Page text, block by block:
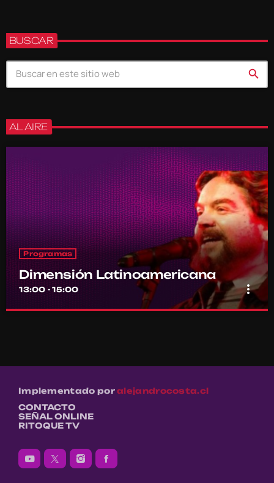
BUSCAR
search
AL AIRE
Programas
Dimensión Latinoamericana
13:00 - 15:00 more_vert
Los sonidos de un continente en la voz de su histórico conductor
Implementado poralejandrocosta.cl
CONTACTO
SEÑAL ONLINE
RITOQUE TV